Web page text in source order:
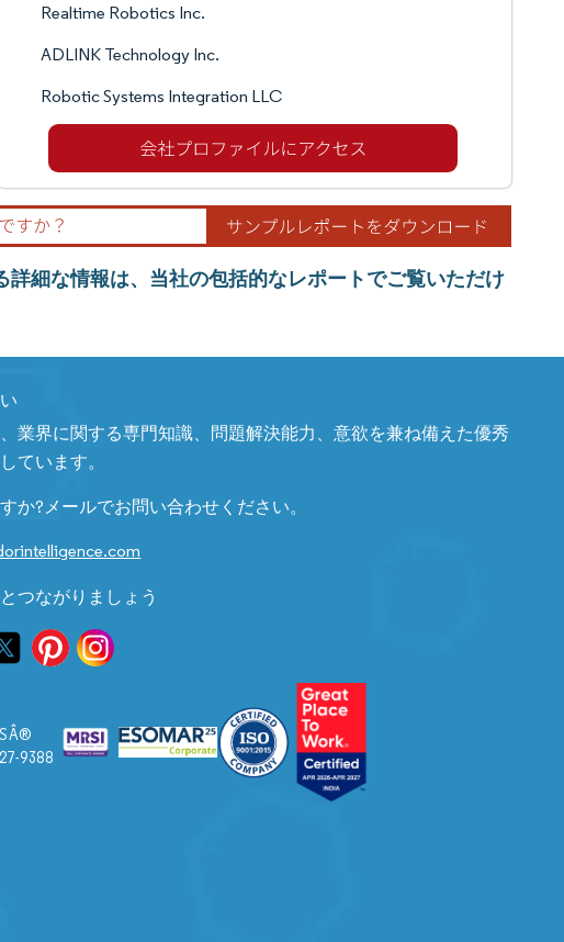
Realtime Robotics Inc.
ADLINK Technology Inc.
Robotic Systems Integration LLC
細な情報は、当社の包括的なレポートでご覧いただけ
業界に関する専門知識、問題解決能力、意欲を兼ね備えた優秀
ています。
か?メールでお問い合わせください。
つながりましょう
9388